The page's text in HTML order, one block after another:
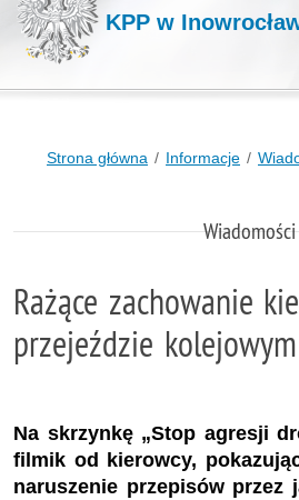
KPP w
Strona główna Informacje
Wiadomości
Rażące zachowanie
przejeździe
Na skrzynkę „Stop agresji
filmik od kierowcy,
naruszenie przepisów przez